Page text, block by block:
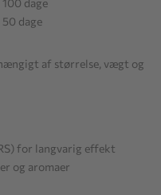
dage
af størrelse, vægt og
for langvarig effekt
og aromaer